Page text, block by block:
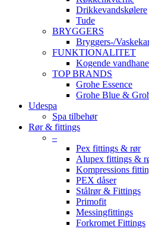
Drikkevandskølere
Tude
BRYGGERS
Bryggers-/
FUNKTIONALITET
Kogende
TOP BRANDS
Grohe Essence
Grohe Blue &
Udespa
Spa tilbehør
Rør & fittings
–
Pex fittings & rør
Alupex fittings &
Kompressions
PEX dåser
Stålrør & Fittings
Primofit
Messingfittings
Forkromet Fittings